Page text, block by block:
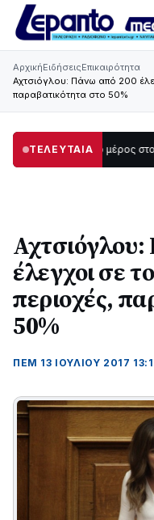
ΑρχικήΕιδήσειςΕπικαιρότητα
Αχτσιόγλου: Πάνω από 200
παραβατικότητα στο 50%
ΤΕΛΕΥΤΑΙΑ
μεγάλο μέρος στο Λυγιά
έλεγχοι σε
περιοχές,
50%
ΠΕΜ 13 ΙΟΥΛΊΟΥ 2017